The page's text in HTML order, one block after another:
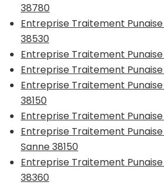
38780
Entreprise Traitement
38530
Entreprise Traitement Punaise
Entreprise Traitement Punaise
Entreprise Traitement Punaise
38150
Entreprise Traitement Punaise
Entreprise Traitement
Sanne 38150
Entreprise Traitement
38360